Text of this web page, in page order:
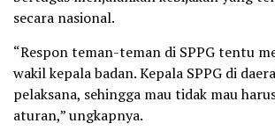
secara nasional.
“Respon teman-teman di SPPG tentu
wakil kepala badan. Kepala SPPG di
pelaksana, sehingga mau tidak mau
aturan,” ungkapnya.